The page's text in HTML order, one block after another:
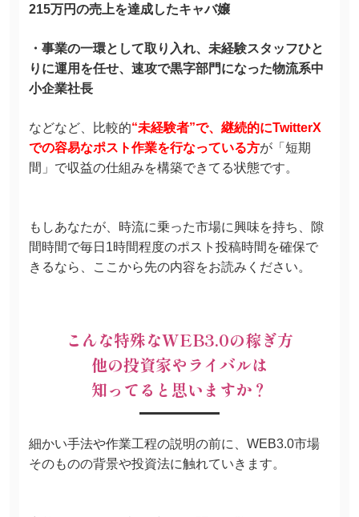
215万円の売上を達成したキャバ嬢
・事業の一環として取り入れ、未経験スタッフひと
りに運用を任せ、速攻で黒字部門になった物流系中
小企業社長
などなど、比較的“未経験者”で、継続的にTwitterX
での容易なポスト作業を行なっている方が「短期
間」で収益の仕組みを構築できてる状態です。
もしあなたが、時流に乗った市場に興味を持ち、隙
間時間で毎日1時間程度のポスト投稿時間を確保で
きるなら、ここから先の内容をお読みください。
こんな特殊なWEB3.0の稼ぎ方
他の投資家やライバルは
知ってると思いますか？
細かい手法や作業工程の説明の前に、WEB3.0市場
そのものの背景や投資法に触れていきます。